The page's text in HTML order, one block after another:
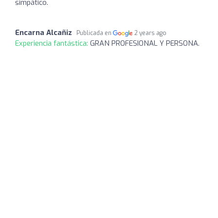
simpático.
Encarna Alcañiz Publicada en 2 years ago
Experiencia fantástica: GRAN PROFESIONAL Y PERSONA.